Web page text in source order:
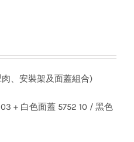
、安裝架及面蓋組合)
+ 白色面蓋 5752 10 / 黑色